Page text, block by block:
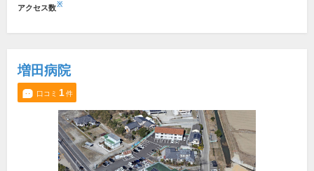
アクセス数※
増田病院
口コミ 1件